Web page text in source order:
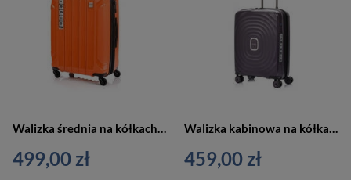
Walizka średnia na kółkach pomarańczowa SwissBags Tourist 65cm
499,00 zł
Walizka kabinowa na kółkach mała fioletowa SwissBags Echo 55cm
459,00 zł